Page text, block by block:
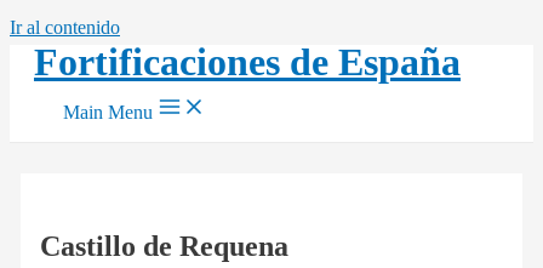
Ir al contenido
Fortificaciones de España
Main Menu
Castillo de Requena